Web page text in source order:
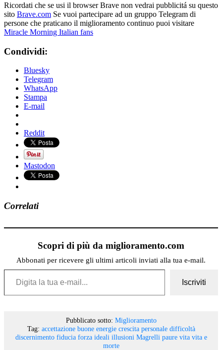
Ricordati che se usi il browser Brave non vedrai pubblicitá su questo
sito Brave.com Se vuoi partecipare ad un gruppo Telegram di
persone che praticano il miglioramento continuo puoi visitare
Miracle Morning Italian fans
Condividi:
Bluesky
Telegram
WhatsApp
Stampa
E-mail
Reddit
Mastodon
Correlati
Scopri di più da miglioramento.com
Abbonati per ricevere gli ultimi articoli inviati alla tua e-mail.
Digita la tua e-mail...
Iscriviti
Pubblicato sotto: Miglioramento
Tag: accettazione buone energie crescita personale difficoltà
discernimento fiducia forza ideali illusioni Magrelli paure vita vita e
morte